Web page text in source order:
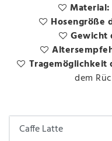
Hosengröße
Gewicht
Tragemöglichkeit
dem